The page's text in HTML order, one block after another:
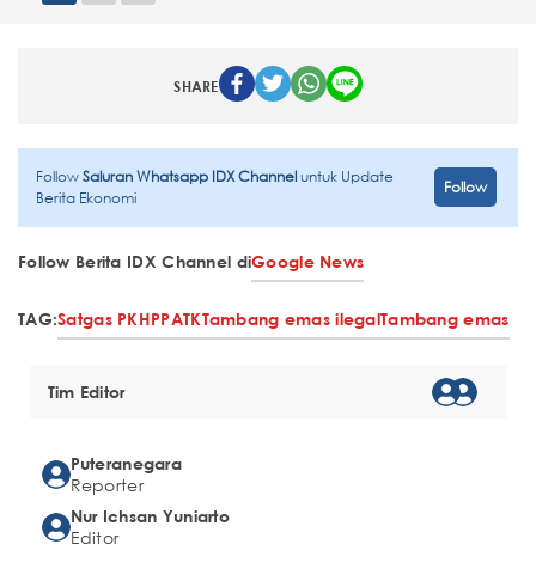
SHARE
FollowSaluran Whatsapp IDX Channeluntuk Update
Berita Ekonomi
Follow
Follow Berita IDX Channel diGoogle News
TAG:Satgas PKHPPATKTambang emas ilegalTambang emas
Tim Editor
Puteranegara
Reporter
Nur Ichsan Yuniarto
Editor